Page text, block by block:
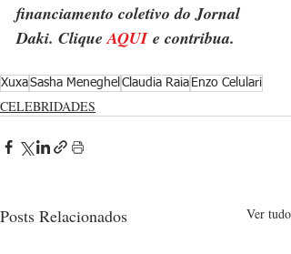
financiamento coletivo do Jornal
Daki. Clique AQUI e contribua.
XuxaSasha Meneghel Claudia Raia Enzo Celulari
CELEBRIDADES
Posts Relacionados Ver tudo